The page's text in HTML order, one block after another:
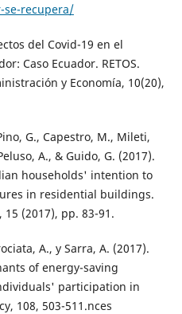
se-recupera/
del Covid-19 en el
Caso Ecuador. RETOS.
y Economía, 10(20),
G., Capestro, M., Mileti,
A., & Guido, G. (2017).
households' intention to
in residential buildings.
(2017), pp. 83-91.
A., y Sarra, A. (2017).
of energy-saving
participation in
108, 503-511.nces